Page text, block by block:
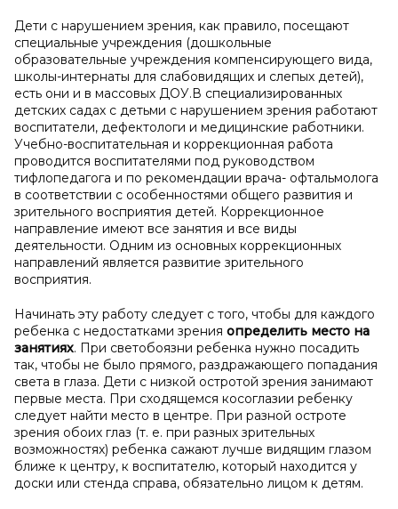
Дети с нарушением зрения, как правило, посещают
специальные учреждения (дошкольные
образовательные учреждения компенсирующего вида,
школы-интернаты для слабовидящих и слепых детей),
есть они и в массовых ДОУ.В специализированных
детских садах с детьми с нарушением зрения работают
воспитатели, дефектологи и медицинские работники.
Учебно-воспитательная и коррекционная работа
проводится воспитателями под руководством
тифлопедагога и по рекомендации врача- офтальмолога
в соответствии с особенностями общего развития и
зрительного восприятия детей. Коррекционное
направление имеют все занятия и все виды
деятельности. Одним из основных коррекционных
направлений является развитие зрительного
восприятия.
Начинать эту работу следует с того, чтобы для каждого
ребенка с недостатками зрения определить место на
занятиях. При светобоязни ребенка нужно посадить
так, чтобы не было прямого, раздражающего попадания
света в глаза. Дети с низкой остротой зрения занимают
первые места. При сходящемся косоглазии ребенку
следует найти место в центре. При разной остроте
зрения обоих глаз (т. е. при разных зрительных
возможностях) ребенка сажают лучше видящим глазом
ближе к центру, к воспитателю, который находится у
доски или стенда справа, обязательно лицом к детям.